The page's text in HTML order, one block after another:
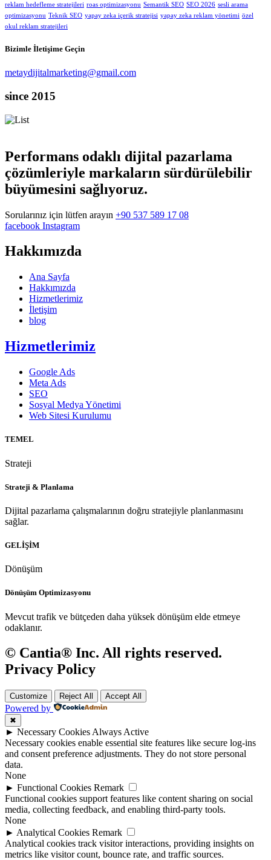
reklam hedefleme stratejileri roas optimizasyonu Semantik SEO SEO 2026 sesli arama
optimizasyonu Teknik SEO yapay zeka içerik stratejisi yapay zeka reklam yönetimi özel
okul reklam stratejileri
Bizimle İletişime Geçin
metaydijitalmarketing@gmail.com
since 2015
Performans odaklı dijital pazarlama
çözümleriyle markaların sürdürülebilir
büyümesini sağlıyoruz.
Sorularınız için lütfen arayın +90 537 589 17 08
facebook Instagram
Hakkımızda
Ana Sayfa
Hakkımızda
Hizmetlerimiz
İletişim
blog
Hizmetlerimiz
Google Ads
Meta Ads
SEO
Sosyal Medya Yönetimi
Web Sitesi Kurulumu
TEMEL
Strateji
Strateji & Planlama
Dijital pazarlama çalışmalarının doğru stratejiyle planlanmasını
sağlar.
GELİŞİM
Dönüşüm
Dönüşüm Optimizasyonu
Mevcut trafik ve bütçeden daha yüksek dönüşüm elde etmeye
odaklanır.
© Cantia® Inc. All rights reserved.
Privacy Policy
Customize Reject All Accept All
Powered by
✖
► Necessary Cookies Always Active
Necessary cookies enable essential site features like secure log-ins
and consent preference adjustments. They do not store personal
data.
None
► Functional Cookies Remark
Functional cookies support features like content sharing on social
media, collecting feedback, and enabling third-party tools.
None
► Analytical Cookies Remark
Analytical cookies track visitor interactions, providing insights on
metrics like visitor count, bounce rate, and traffic sources.